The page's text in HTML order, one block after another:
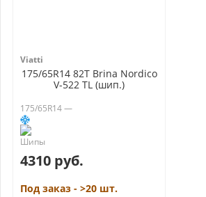
Viatti
175/65R14 82T Brina Nordico
V-522 TL (шип.)
175/65R14 —
4310 руб.
Под заказ - >20 шт.